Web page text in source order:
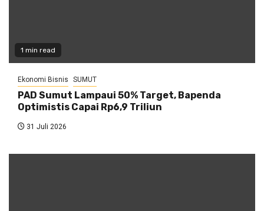
1 min read
Ekonomi Bisnis SUMUT
PAD Sumut Lampaui 50% Target, Bapenda
Optimistis Capai Rp6,9 Triliun
31 Juli 2026